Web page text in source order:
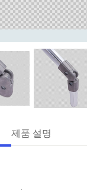
제품 설명